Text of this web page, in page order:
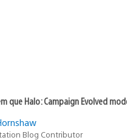
que Halo: Campaign Evolved
Blog Contributor